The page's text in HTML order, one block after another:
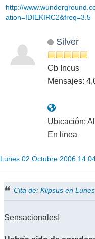
http://
ation=IDIEKIRC2&freq=3.5
Silver
Cb Incus
Mensajes:
Ubicación:
En línea
Lunes 02 Octubre 2006
Cita de: Klipsus en
Sensacionales!